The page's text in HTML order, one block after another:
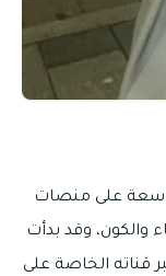
على منصات
والكون، وقد بدأت
قناته الخاصة على